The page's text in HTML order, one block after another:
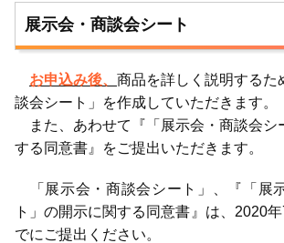
展示会・商談会シート
お申込み後、 商品を詳しく説明するた
談会シート」を作成していただきます。
また、あわせて『「展示会・商談会シ
する同意書』をご提出いただきます。
「展示会・商談会シート」、『「展
ト」の開示に関する同意書』は、2020
でにご提出ください。